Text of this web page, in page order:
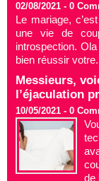
02/08/2021 - 0
Le mariage,
une vie de
introspection.
bien réussir
Messieurs,
l’éjaculation
10/05/2021 - 0
de